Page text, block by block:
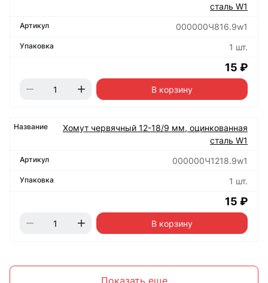
сталь W1
000000Ч816.9w1
1 шт.
15 ₽
В корзину
Хомут червячный 12-18/9 мм, оцинкованная
сталь W1
000000Ч1218.9w1
1 шт.
15 ₽
В корзину